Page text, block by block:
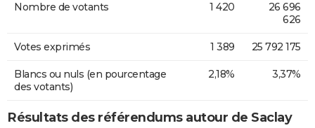
Nombre de votants 1 420
26 696
626
Votes exprimés 1 389 25 792 175
Blancs ou nuls (en pourcentage
des votants)
2,18% 3,37%
Résultats des référendums autour de Saclay